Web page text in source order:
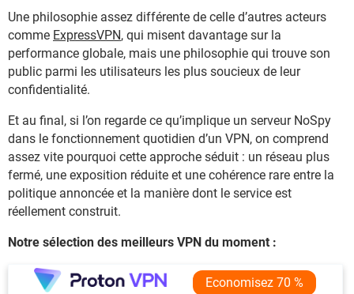
Une philosophie assez différente de celle d’autres acteurs
comme ExpressVPN, qui misent davantage sur la
performance globale, mais une philosophie qui trouve son
public parmi les utilisateurs les plus soucieux de leur
confidentialité.
Et au final, si l’on regarde ce qu’implique un serveur NoSpy
dans le fonctionnement quotidien d’un VPN, on comprend
assez vite pourquoi cette approche séduit : un réseau plus
fermé, une exposition réduite et une cohérence rare entre la
politique annoncée et la manière dont le service est
réellement construit.
Notre sélection des meilleurs VPN du moment :
Economisez 70 %